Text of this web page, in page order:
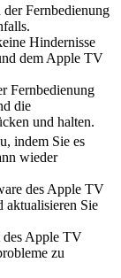
Fernbedienung
Hindernisse
dem Apple TV
Fernbedienung
die
und halten.
indem Sie es
wieder
des Apple TV
aktualisieren Sie
des Apple TV
zu